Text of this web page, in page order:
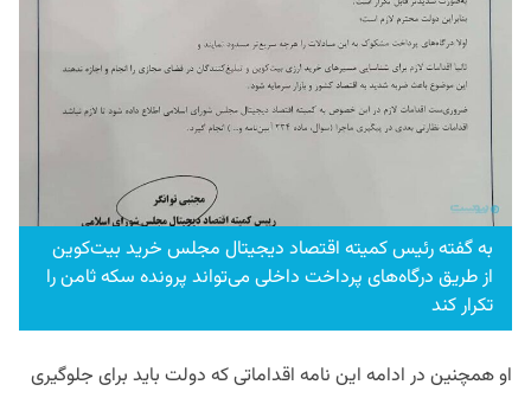
به گفته رئیس کمیته اقتصاد دیجیتال مجلس خرید بیت‌کوین
از طریق درگاه‌های پرداخت داخلی می‌تواند پرونده سکه ثامن را
تکرار کند
او همچنین در ادامه این نامه اقداماتی که دولت باید برای جلوگیری